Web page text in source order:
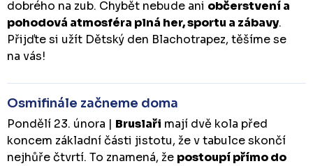
dobrého na zub. Chybět nebude ani občerstvení a
pohodová atmosféra plná her, sportu a zábavy.
Přijďte si užít Dětský den Blachotrapez, těšíme se
na vás!
Osmifinále začneme doma
Pondělí 23. února | Bruslaři mají dvě kola před
koncem základní části jistotu, že v tabulce skončí
nejhůře čtvrtí. To znamená, že postoupí přímo do